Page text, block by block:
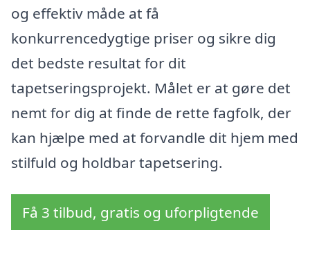
og effektiv måde at få
konkurrencedygtige priser og sikre dig
det bedste resultat for dit
tapetseringsprojekt. Målet er at gøre det
nemt for dig at finde de rette fagfolk, der
kan hjælpe med at forvandle dit hjem med
stilfuld og holdbar tapetsering.
Få 3 tilbud, gratis og uforpligtende